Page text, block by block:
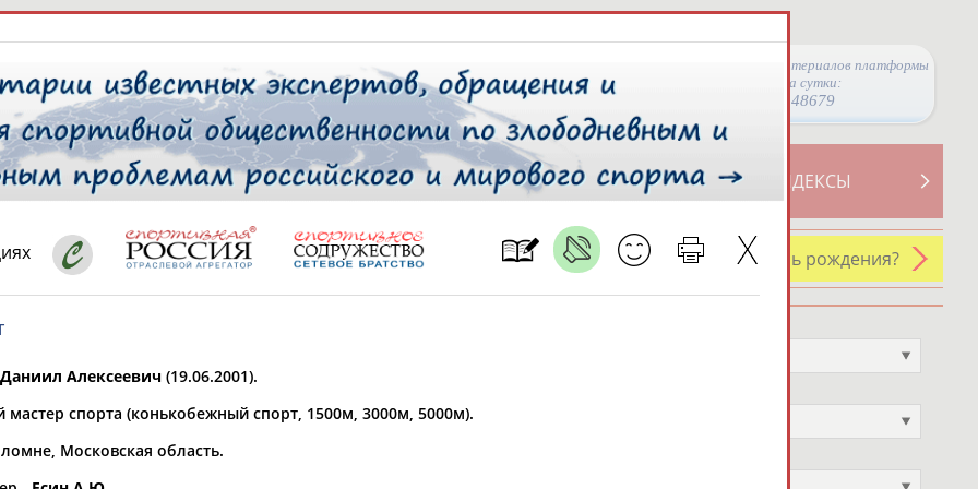
Просмотры материалов платформы
за сутки:
48679
СВОДНЫЕ ИНДЕКСЫ
ТАБЛО АКТИВНОСТИ
РЕСУРСНАЯ ПЛОЩАДКА
У кого сегодня день рождения?
регион*
проживания
Алексеевич (19.06.2001).
спорта (конькобежный спорт, 1500м, 3000м, 5000м).
Московская область.